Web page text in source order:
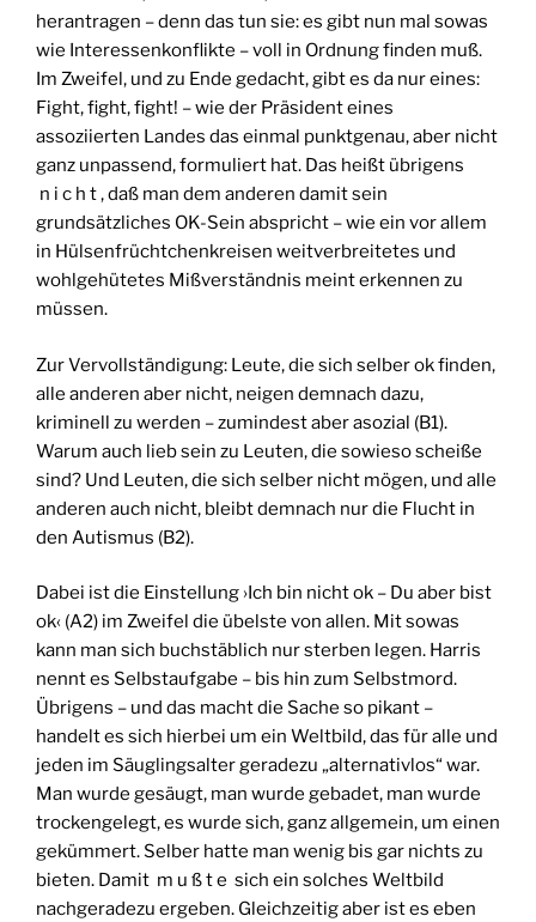
herantragen – denn das tun sie: es gibt nun mal sowas
wie Interessenkonflikte – voll in Ordnung finden muß.
Im Zweifel, und zu Ende gedacht, gibt es da nur eines:
Fight, fight, fight! – wie der Präsident eines
assoziierten Landes das einmal punktgenau, aber nicht
ganz unpassend, formuliert hat. Das heißt übrigens
n i c h t , daß man dem anderen damit sein
grundsätzliches OK-Sein abspricht – wie ein vor allem
in Hülsenfrüchtchenkreisen weitverbreitetes und
wohlgehütetes Mißverständnis meint erkennen zu
müssen.
Zur Vervollständigung: Leute, die sich selber ok finden,
alle anderen aber nicht, neigen demnach dazu,
kriminell zu werden – zumindest aber asozial (B1).
Warum auch lieb sein zu Leuten, die sowieso scheiße
sind? Und Leuten, die sich selber nicht mögen, und alle
anderen auch nicht, bleibt demnach nur die Flucht in
den Autismus (B2).
Dabei ist die Einstellung ›Ich bin nicht ok – Du aber bist
ok‹ (A2) im Zweifel die übelste von allen. Mit sowas
kann man sich buchstäblich nur sterben legen. Harris
nennt es Selbstaufgabe – bis hin zum Selbstmord.
Übrigens – und das macht die Sache so pikant –
handelt es sich hierbei um ein Weltbild, das für alle und
jeden im Säuglingsalter geradezu „alternativlos“ war.
Man wurde gesäugt, man wurde gebadet, man wurde
trockengelegt, es wurde sich, ganz allgemein, um einen
gekümmert. Selber hatte man wenig bis gar nichts zu
bieten. Damit m u ß t e sich ein solches Weltbild
nachgeradezu ergeben. Gleichzeitig aber ist es eben